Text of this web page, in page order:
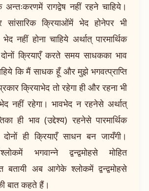
रागद्वेष नहीं रहने चाहिये।
सांसारिक क्रियाओंमें भेद होनेपर भी
नहीं होना चाहिये अर्थात् पारमार्थिक
क्रियाएँ करते समय साधकका भाव
कि मैं साधक हूँ और मुझे भगवत्प्राप्ति
क्रियाभेद तो रहेगा ही और रहना भी
नहीं रहेगा। भावभेद न रहनेसे अर्थात्
ही भाव (उद्देश्य) रहनेसे पारमार्थिक
ही क्रियाएँ साधन बन जायँगी।
भगवान्ने द्वन्द्वमोहसे मोहित
बतायी अब आगेके श्लोकमें द्वन्द्वमोहसे
बात कहते हैं।